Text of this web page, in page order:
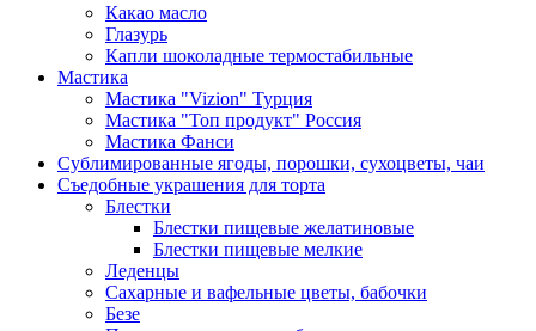
Какао масло
Глазурь
Капли шоколадные термостабильные
Мастика
Мастика "Vizion" Турция
Мастика "Топ продукт" Россия
Мастика Фанси
Сублимированные ягоды, порошки, сухоцветы, чаи
Съедобные украшения для торта
Блестки
Блестки пищевые желатиновые
Блестки пищевые мелкие
Леденцы
Сахарные и вафельные цветы, бабочки
Безе